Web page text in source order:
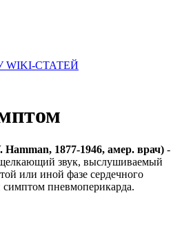
СТАТЕЙ
1877-1946, амер. врач) -
звук, выслушиваемый
или иной фазе сердечного
пневмоперикарда.